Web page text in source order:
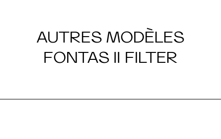
AUTRES MODÈLES
FONTAS II FILTER